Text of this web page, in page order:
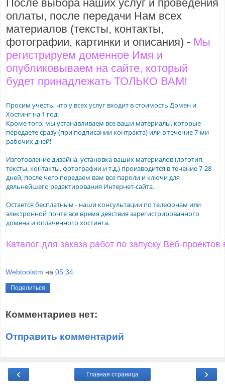
После выбора наших услуг и проведения
оплаты, после передачи Нам всех
материалов (тексты, контакты,
фотографии, картинки и описания) - Мы
регистрируем доменное Имя и
опубликовываем на сайте, который
будет принадлежать ТОЛЬКО ВАМ!
Просим учесть, что у всех услуг входит в стоимость Домен и
Хостинг на 1 год.
Кроме того, мы устанавливаем все ваши материалы, которые
передаете сразу (при подписании контракта) или в течение 7-ми
рабочих дней!
Изготовление дизайна, установка ваших материалов (логотип,
тексты, контакты, фотографии и т.д.) производится в течение 7-28
дней, после чего передаем вам все пароли и ключи для
дяльнейшего редактирования Интернет-сайта.
Остается бесплатным - наши консультации по телефонам или
электронной почте все время деяствия зарегистрированного
домена и оплаченного хостинга.
Каталог для заказа работ по запуску Веб-проектов
Webtoolstm на 05:34
Поделиться
Комментариев нет:
Отправить комментарий
‹ ›
Главная страница